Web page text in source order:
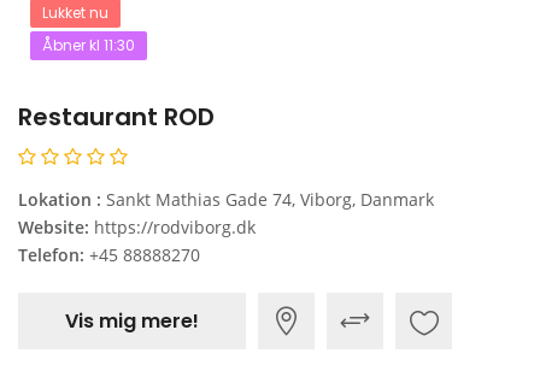
Lukket nu
Åbner kl 11:30
Restaurant ROD
Lokation : Sankt Mathias Gade 74, Viborg, Danmark
Website: https://rodviborg.dk
Telefon: +45 88888270
Vis mig mere!